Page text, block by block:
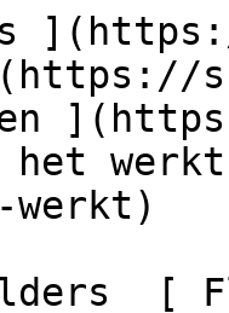
het
werkt)